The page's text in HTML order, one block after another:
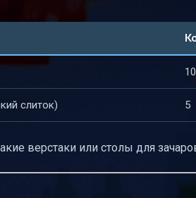
10
слиток) 5
верстаки или столы для